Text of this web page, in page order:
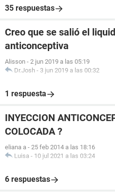
35 respuestas
Creo que se salió el
anticonceptiva
Alisson - 2 jun 2019 a las 05:19
Dr.Josh - 3 jun 2019 a las 00:32
1 respuesta
INYECCION
COLOCADA ?
eliana a - 25 feb 2014 a las 18:16
Luisa - 10 jul 2021 a las 03:24
6 respuestas